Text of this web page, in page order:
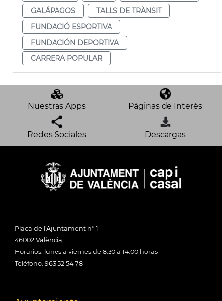
GALÁPAGOS
TALLS DE TRÀNSIT
FUNDACIÓ ESPORTIVA
FUNDACIÓN DEPORTIVA
CARRERA POPULAR
Nuestras Apps Páginas de Interés
Redes Sociales Descargas
Plaça de l'Ajuntament nº 1
46002 València
Horarios: lunes a viernes de 8:30 a 14:00 horas
Teléfono: 963 52 54 78